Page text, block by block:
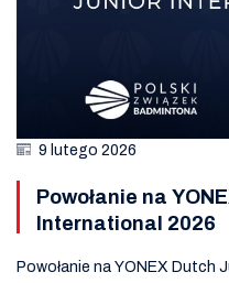
9 lutego 2026
Powołanie na
International 2026
Powołanie na YONEX Dutch